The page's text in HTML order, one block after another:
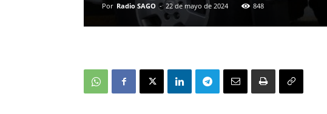
Por Radio SAGO - 22 de mayo de 2024 848